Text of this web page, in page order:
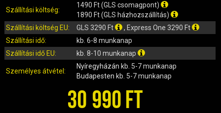
IZZÓ (ROBOGÓ, QUAD, MOTOR)
KARBURÁTOROK ÉS ALKATRÉSZEIK
KENŐANYAGOK, TISZTÍTÓK, ÁPOLÓK
KIEGÉSZÍTŐK
KILÓMÉTERÓRA ÉS ALKATRÉSZEI
KORMÁNY ÉS ALKATRÉSZEI
Szállítási költség:
1490 Ft (GLS csomagpont)
1890 Ft (GLS házhozszállítás)
Szállítási költség EU:
GLS 3290 Ft
, Express One 3290 Ft
Szállítási idő:
kb. 6-8 munkanap
Szállítási idő EU:
kb. 8-10 munkanap
Személyes átvétel:
Nyíregyházán kb. 5-7 munkanap
Budapesten kb. 5-7 munkanap
30 990 FT